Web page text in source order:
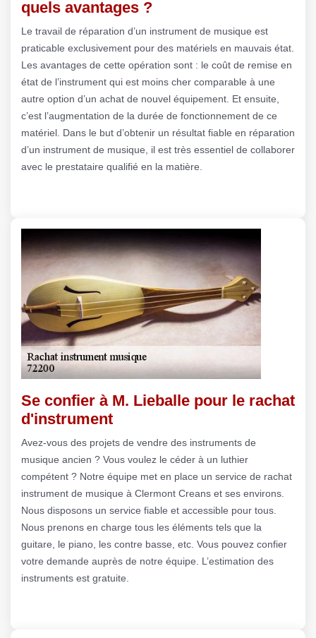
quels avantages ?
Le travail de réparation d’un instrument de musique est
praticable exclusivement pour des matériels en mauvais état.
Les avantages de cette opération sont : le coût de remise en
état de l’instrument qui est moins cher comparable à une
autre option d’un achat de nouvel équipement. Et ensuite,
c’est l’augmentation de la durée de fonctionnement de ce
matériel. Dans le but d’obtenir un résultat fiable en réparation
d’un instrument de musique, il est très essentiel de collaborer
avec le prestataire qualifié en la matière.
Se confier à M. Lieballe pour le rachat
d'instrument
Avez-vous des projets de vendre des instruments de
musique ancien ? Vous voulez le céder à un luthier
compétent ? Notre équipe met en place un service de rachat
instrument de musique à Clermont Creans et ses environs.
Nous disposons un service fiable et accessible pour tous.
Nous prenons en charge tous les éléments tels que la
guitare, le piano, les contre basse, etc. Vous pouvez confier
votre demande auprès de notre équipe. L’estimation des
instruments est gratuite.